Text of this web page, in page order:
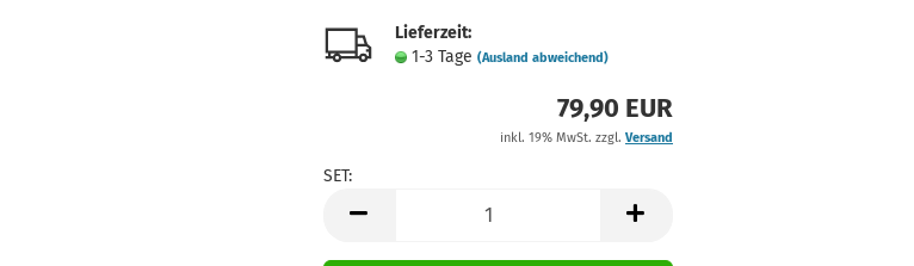
Lieferzeit:
1-3 Tage (Ausland abweichend)
79,90 EUR
inkl. 19% MwSt. zzgl. Versand
SET: